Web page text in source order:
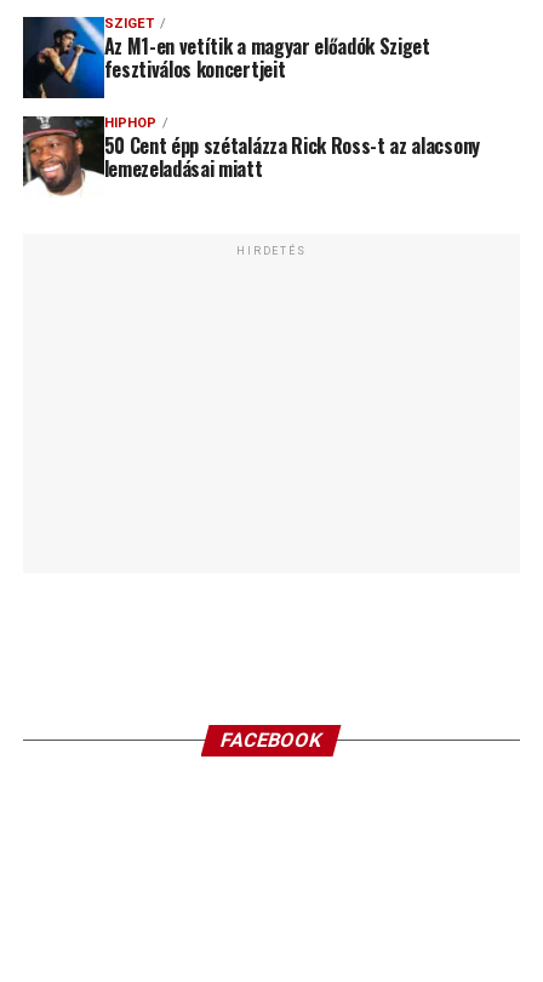
SZIGET
Az M1-en vetítik a magyar előadók Sziget
fesztiválos koncertjeit
HIPHOP
50 Cent épp szétalázza Rick Ross-t az alacsony
lemezeladásai miatt
HIRDETÉS
FACEBOOK